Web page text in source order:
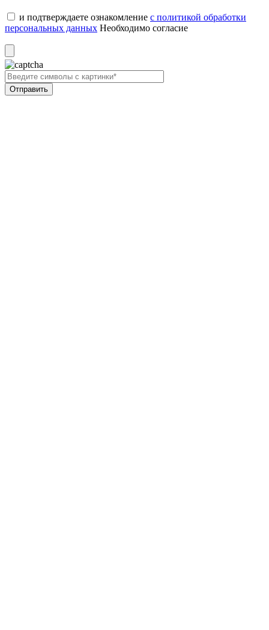
и подтверждаете ознакомление с политикой обработки
персональных данных Необходимо согласие